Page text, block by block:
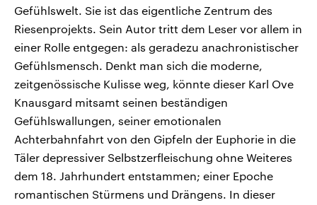
Gefühlswelt. Sie ist das eigentliche Zentrum des
Riesenprojekts. Sein Autor tritt dem Leser vor allem in
einer Rolle entgegen: als geradezu anachronistischer
Gefühlsmensch. Denkt man sich die moderne,
zeitgenössische Kulisse weg, könnte dieser Karl Ove
Knausgard mitsamt seinen beständigen
Gefühlswallungen, seiner emotionalen
Achterbahnfahrt von den Gipfeln der Euphorie in die
Täler depressiver Selbstzerfleischung ohne Weiteres
dem 18. Jahrhundert entstammen; einer Epoche
romantischen Stürmens und Drängens. In dieser